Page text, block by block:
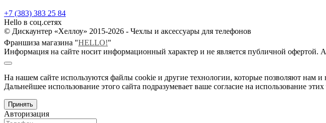
+7 (383) 383 25 84
Hello в соц.сетях
© Дискаунтер «Хеллоу» 2015-2026 - Чехлы и аксессуары для телефонов
Франшиза магазина "HELLO!"
Информация на сайте носит информационный характер и не является публичной офертой.
На нашем сайте используются файлы cookie и другие технологии, которые позволяют нам
Дальнейшее использование этого сайта подразумевает ваше согласие на использование
Принять
Авторизация